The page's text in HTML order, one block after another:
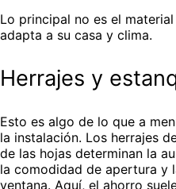
Lo principal no es el
adapta a su casa y clima.
Herrajes y
Esto es algo de lo que a
la instalación. Los herrajes
de las hojas determinan la
la comodidad de apertura y
ventana. Aquí, el ahorro